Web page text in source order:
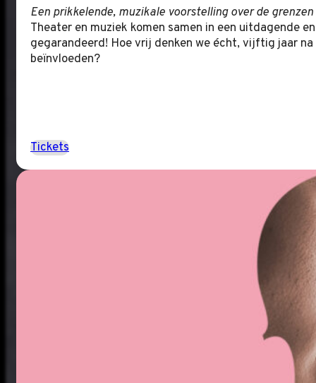
Een prikkelende, muzikale voorstelling over de
Theater en muziek komen samen in een uitdagende
gegarandeerd! Hoe vrij denken we écht, vijftig jaar
beïnvloeden?
Tickets